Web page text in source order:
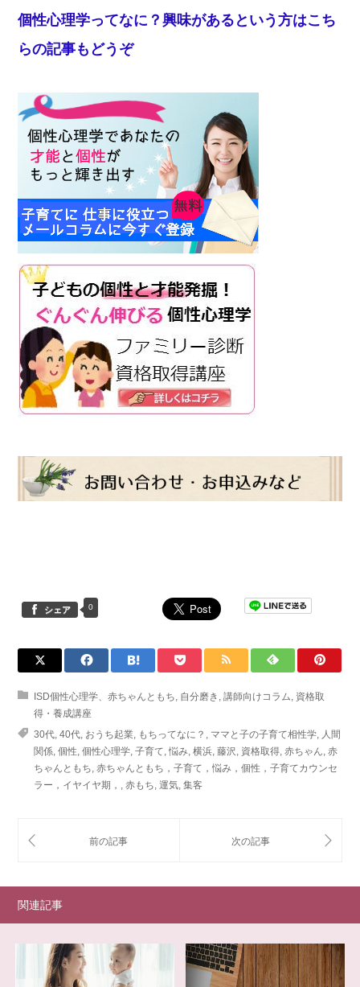
個性心理学ってなに？興味があるという方はこち
らの記事もどうぞ
シェア 0
ISD個性心理学、赤ちゃんともち, 自分磨き , 講師向けコラム, 資格取
得・養成講座
30代, 40代, おうち起業, もちってなに？ , ママと子の子育て相性学, 人間
関係, 個性, 個性心理学, 子育て, 悩み, 横浜, 藤沢, 資格取得, 赤ちゃん, 赤
ちゃんともち, 赤ちゃんともち，子育て，悩み，個性，子育てカウンセ
ラー，イヤイヤ期， , 赤もち, 運気, 集客
関連記事